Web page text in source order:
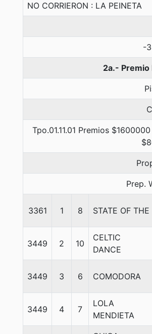
NO CORRIERON : LA PEINETA
-
2a.- Premio
Tpo.01.11.01 Premios
Prep.
3361 1 8 STATE OF THE
3449 2 10
CELTIC
DANCE
3449 3 6 COMODORA
3449 4 7
LOLA
MENDIETA